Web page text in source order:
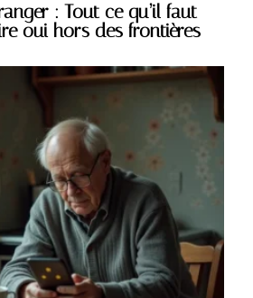
: Tout ce qu’il faut
oui hors des frontières